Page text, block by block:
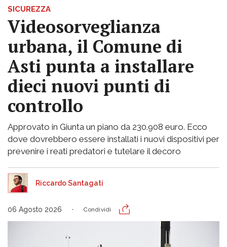
SICUREZZA
Videosorveglianza
urbana, il Comune di
Asti punta a installare
dieci nuovi punti di
controllo
Approvato in Giunta un piano da 230.908 euro. Ecco
dove dovrebbero essere installati i nuovi dispositivi per
prevenire i reati predatori e tutelare il decoro
Riccardo Santagati
06 Agosto 2026 Condividi